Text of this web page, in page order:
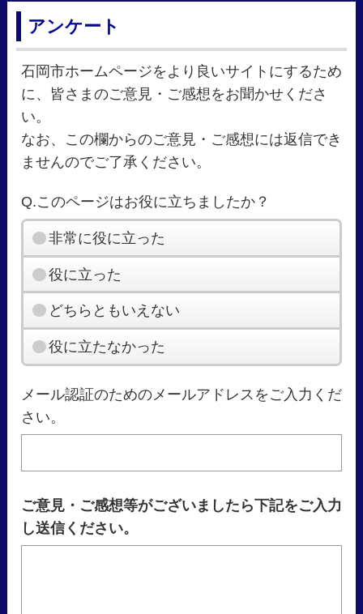
アンケート
石岡市ホームページをより良いサイトにするため
に、皆さまのご意見・ご感想をお聞かせくださ
い。
なお、この欄からのご意見・ご感想には返信でき
ませんのでご了承ください。
Q.このページはお役に立ちましたか？
非常に役に立った
役に立った
どちらともいえない
役に立たなかった
メール認証のためのメールアドレスをご入力くだ
さい。
ご意見・ご感想等がございましたら下記をご入力
し送信ください。